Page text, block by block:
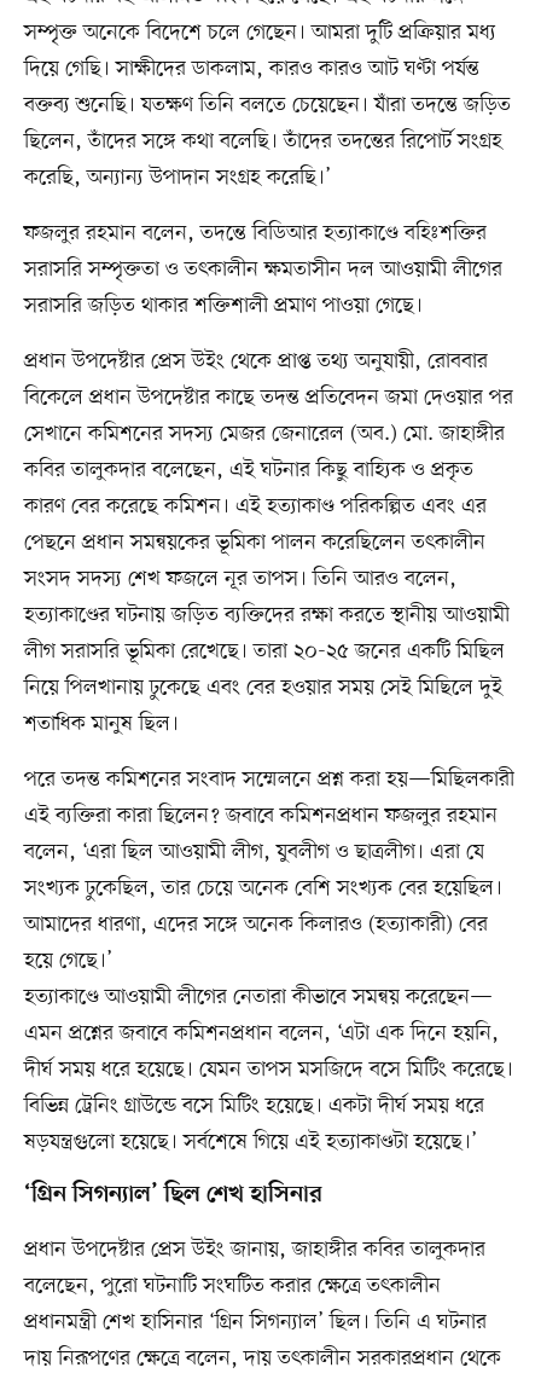
সম্পৃক্ত অনেকে বিদেশে চলে গেছেন। আমরা দুটি প্রক্রিয়ার মধ্য
দিয়ে গেছি। সাক্ষীদের ডাকলাম, কারও কারও আট ঘণ্টা পর্যন্ত
বক্তব্য শুনেছি। যতক্ষণ তিনি বলতে চেয়েছেন। যাঁরা তদন্তে জড়িত
ছিলেন, তাঁদের সঙ্গে কথা বলেছি। তাঁদের তদন্তের রিপোর্ট সংগ্রহ
করেছি, অন্যান্য উপাদান সংগ্রহ করেছি।’
ফজলুর রহমান বলেন, তদন্তে বিডিআর হত্যাকাণ্ডে বহিঃশক্তির
সরাসরি সম্পৃক্ততা ও তৎকালীন ক্ষমতাসীন দল আওয়ামী লীগের
সরাসরি জড়িত থাকার শক্তিশালী প্রমাণ পাওয়া গেছে।
প্রধান উপদেষ্টার প্রেস উইং থেকে প্রাপ্ত তথ্য অনুযায়ী, রোববার
বিকেলে প্রধান উপদেষ্টার কাছে তদন্ত প্রতিবেদন জমা দেওয়ার পর
সেখানে কমিশনের সদস্য মেজর জেনারেল (অব.) মো. জাহাঙ্গীর
কবির তালুকদার বলেছেন, এই ঘটনার কিছু বাহ্যিক ও প্রকৃত
কারণ বের করেছে কমিশন। এই হত্যাকাণ্ড পরিকল্পিত এবং এর
পেছনে প্রধান সমন্বয়কের ভূমিকা পালন করেছিলেন তৎকালীন
সংসদ সদস্য শেখ ফজলে নূর তাপস। তিনি আরও বলেন,
হত্যাকাণ্ডের ঘটনায় জড়িত ব্যক্তিদের রক্ষা করতে স্থানীয় আওয়ামী
লীগ সরাসরি ভূমিকা রেখেছে। তারা ২০-২৫ জনের একটি মিছিল
নিয়ে পিলখানায় ঢুকেছে এবং বের হওয়ার সময় সেই মিছিলে দুই
শতাধিক মানুষ ছিল।
পরে তদন্ত কমিশনের সংবাদ সম্মেলনে প্রশ্ন করা হয়—মিছিলকারী
এই ব্যক্তিরা কারা ছিলেন? জবাবে কমিশনপ্রধান ফজলুর রহমান
বলেন, ‘এরা ছিল আওয়ামী লীগ, যুবলীগ ও ছাত্রলীগ। এরা যে
সংখ্যক ঢুকেছিল, তার চেয়ে অনেক বেশি সংখ্যক বের হয়েছিল।
আমাদের ধারণা, এদের সঙ্গে অনেক কিলারও (হত্যাকারী) বের
হয়ে গেছে।’
হত্যাকাণ্ডে আওয়ামী লীগের নেতারা কীভাবে সমন্বয় করেছেন—
এমন প্রশ্নের জবাবে কমিশনপ্রধান বলেন, ‘এটা এক দিনে হয়নি,
দীর্ঘ সময় ধরে হয়েছে। যেমন তাপস মসজিদে বসে মিটিং করেছে।
বিভিন্ন ট্রেনিং গ্রাউন্ডে বসে মিটিং হয়েছে। একটা দীর্ঘ সময় ধরে
ষড়যন্ত্রগুলো হয়েছে। সর্বশেষে গিয়ে এই হত্যাকাণ্ডটা হয়েছে।’
‘গ্রিন সিগন্যাল’ ছিল শেখ হাসিনার
প্রধান উপদেষ্টার প্রেস উইং জানায়, জাহাঙ্গীর কবির তালুকদার
বলেছেন, পুরো ঘটনাটি সংঘটিত করার ক্ষেত্রে তৎকালীন
প্রধানমন্ত্রী শেখ হাসিনার ‘গ্রিন সিগন্যাল’ ছিল। তিনি এ ঘটনার
দায় নিরূপণের ক্ষেত্রে বলেন, দায় তৎকালীন সরকারপ্রধান থেকে